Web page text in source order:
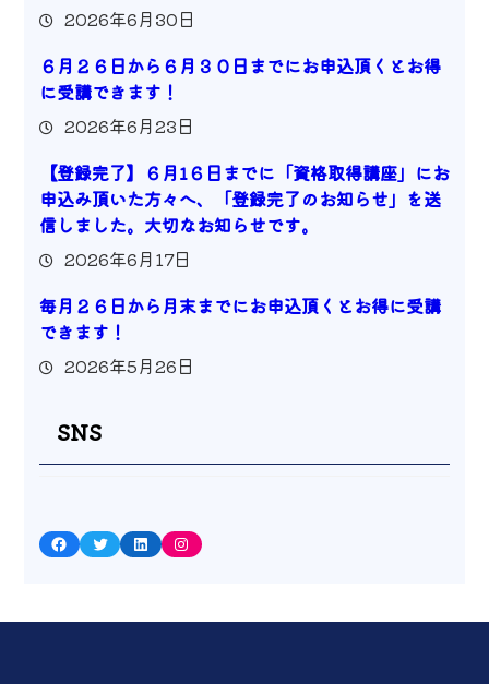
2026年6月30日
６月２６日から６月３０日までにお申込頂くとお得
に受講できます！
2026年6月23日
【登録完了】６月1６日までに「資格取得講座」にお
申込み頂いた方々へ、「登録完了のお知らせ」を送
信しました。大切なお知らせです。
2026年6月17日
毎月２６日から月末までにお申込頂くとお得に受講
できます！
2026年5月26日
SNS
Facebook Twitter LinkedIn Instagram